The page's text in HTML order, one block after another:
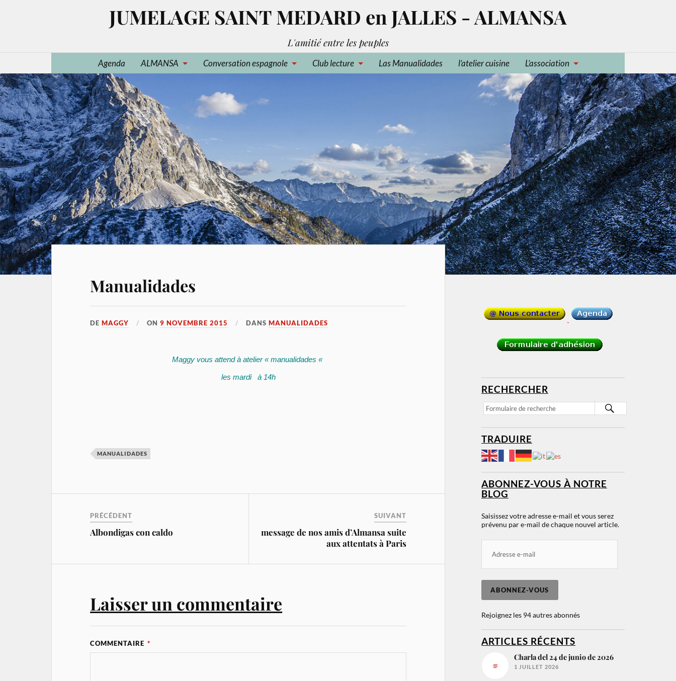
JUMELAGE SAINT MEDARD en JALLES - ALMANSA
L'amitié entre les peuples
Agenda ALMANSA Conversation espagnole Club lecture Las Manualidades l’atelier cuisine L’association
Manualidades
DEMAGGY ON9 NOVEMBRE 2015 DANSMANUALIDADES
Maggy vous attend à atelier « manualidades «
les mardi à 14h
MANUALIDADES
PRÉCÉDENT
Albondigas con caldo
SUIVANT
message de nos amis d’Almansa suite
aux attentats à Paris
Laisser un commentaire
COMMENTAIRE *
RECHERCHER
TRADUIRE
ABONNEZ-VOUS À NOTRE
BLOG
Saisissez votre adresse e-mail et vous serez
prévenu par e-mail de chaque nouvel article.
ABONNEZ-VOUS
Rejoignez les 94 autres abonnés
ARTICLES RÉCENTS
Charla del 24 de junio de 2026
1 JUILLET 2026